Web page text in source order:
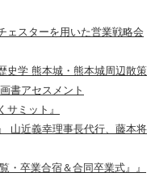
スターを用いた営業戦略会
学 熊本城・熊本城周辺散策
書アセスメント
ミット』
山近義幸理事長代行、藤本将
・卒業合宿＆合同卒業式』』